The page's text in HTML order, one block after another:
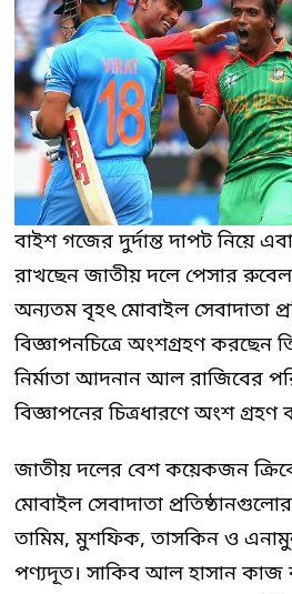
বাইশ গজের দুর্দান্ত দাপট নিয়ে
রাখছেন জাতীয় দলে পেসার
অন্যতম বৃহৎ মোবাইল সেবাদাতা
বিজ্ঞাপনচিত্রে অংশগ্রহণ করছেন
নির্মাতা আদনান আল রাজিবের
বিজ্ঞাপনের চিত্রধারণে অংশ গ্রহণ
জাতীয় দলের বেশ কয়েকজন
মোবাইল সেবাদাতা
তামিম, মুশফিক, তাসকিন ও
পণ্যদূত। সাকিব আল হাসান কাজ